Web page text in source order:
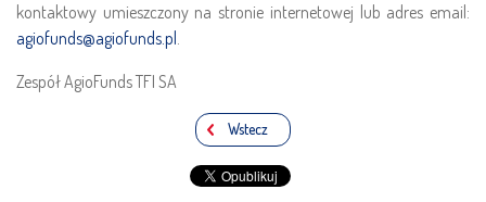
kontaktowy umieszczony na stronie internetowej lub adres email:
agiofunds@agiofunds.pl.
Zespół AgioFunds TFI SA
Wstecz